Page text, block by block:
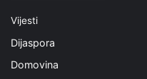
Vijesti
Dijaspora
Domovina